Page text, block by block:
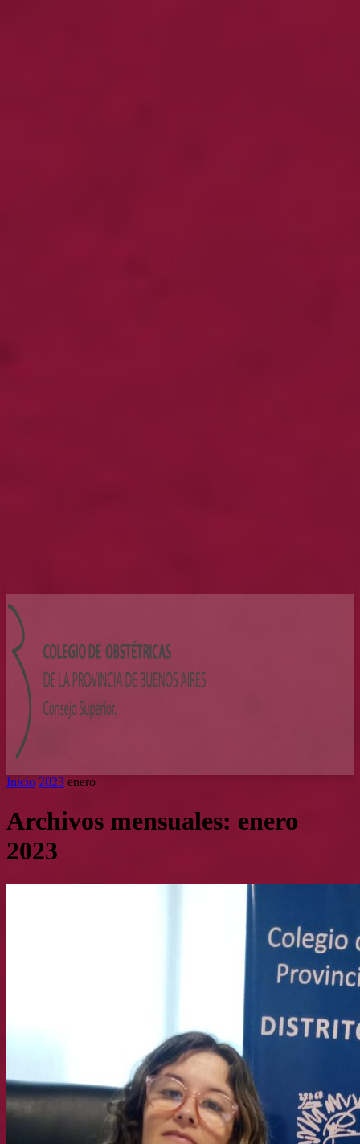
Inicio 2023 enero
Archivos mensuales: enero
2023